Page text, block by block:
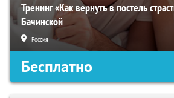
Тренинг «Как вернуть в постель
Бачинской
Россия
Бесплатно